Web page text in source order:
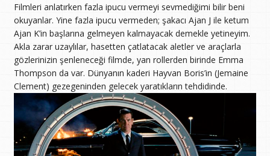
Filmleri anlatırken fazla ipucu vermeyi sevmediğimi bilir beni
okuyanlar. Yine fazla ipucu vermeden; şakacı Ajan J ile ketum
Ajan K’in başlarına gelmeyen kalmayacak demekle yetineyim.
Akla zarar uzaylılar, hasetten çatlatacak aletler ve araçlarla
gözlerinizin şenleneceği filmde, yan rollerden birinde Emma
Thompson da var. Dünyanın kaderi Hayvan Boris’in (Jemaine
Clement) gezegeninden gelecek yaratıkların tehdidinde.